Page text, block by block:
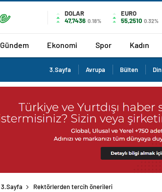
DOLAR
47,7436 0.18%
EURO
55,2510 0.32%
Gündem Ekonomi Spor Kadın
3.Sayfa Avrupa Bülten Din
3.Sayfa Rektörlerden tercih önerileri